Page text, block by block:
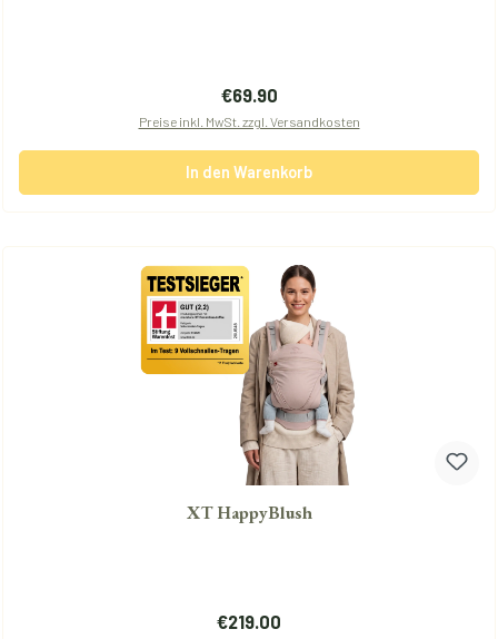
Regulärer Preis:
€69.90
Preise inkl. MwSt. zzgl. Versandkosten
In den Warenkorb
XT HappyBlush
Regulärer Preis:
€219.00